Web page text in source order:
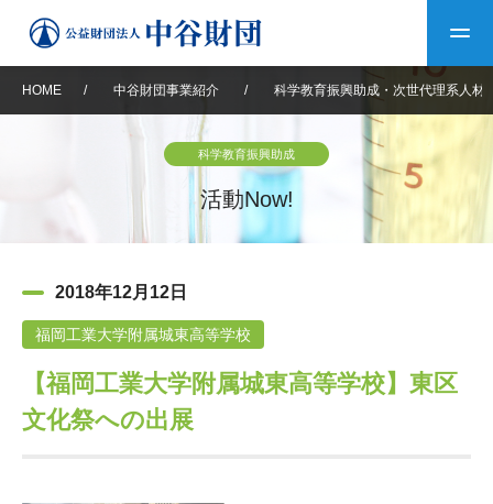
中谷財団について
設立趣意書 財団概要
沿革 40年史デジタルブック
中谷財団事業紹介 中谷賞
神戸賞 長期大型研究助成
中谷財団動画紹介
その他情報
HOME / 中谷財団事業紹介 / 科学教育振興助成・次世代理系人材
科学教育振興助成
活動Now!
2018年12月12日
福岡工業大学附属城東高等学校
【福岡工業大学附属城東高等学校】東区
文化祭への出展